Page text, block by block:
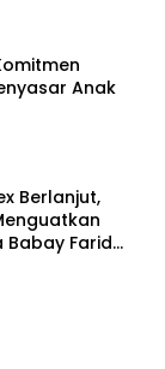
Anak
Berlanjut,
Babay Farid